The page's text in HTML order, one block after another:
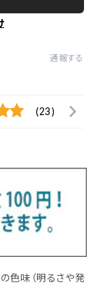
通報する
(23)
色味（明るさや発